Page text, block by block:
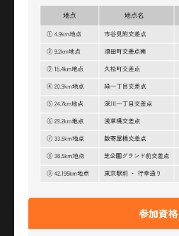
参加資格